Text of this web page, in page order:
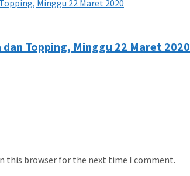
dan Topping, Minggu 22 Maret 2020
this browser for the next time I comment.